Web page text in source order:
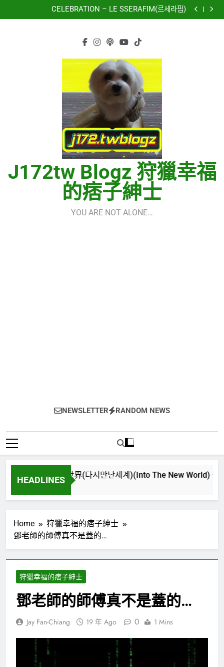
to
少女時代(소녀시대)(Girls’ Generation)
CELEBRATION – LE SSERAFIM(르세라핌)
Hermes One Quick Start Guide using OpenRouter Free
再次重逢的世界(다시만난세계)(Into The New World) –
少女時代(소녀시대)(Girls’ Generation)
CELEBRATION – LE SSERAFIM(르세라핌)
Models & Telegram Integration
虹 – 菅田将暉
J172tw Blogz 狩獵幸福
的痞子紳士
YOU ARE NOT ALONE…
NEWSLETTER RANDOM NEWS
HEADLINES
再次重逢的世界(다시만난세계)(Into The New World) – 少
Home
狩獵幸福的痞子紳士
鄧老師的師傅真不是蓋的…
狩獵幸福的痞子紳士
鄧老師的師傅真不是蓋的…
Jay Fan-Chiang 19 年 Ago 0 1 Mins